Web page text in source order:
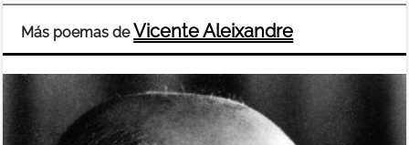
Más poemas deVicente Aleixandre